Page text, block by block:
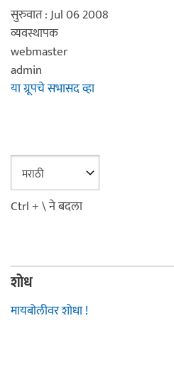
सुरुवात : Jul 06 2008
व्यवस्थापक
webmaster
admin
या ग्रूपचे सभासद व्हा
Ctrl + \ ने बदला
शोध
मायबोलीवर शोधा !